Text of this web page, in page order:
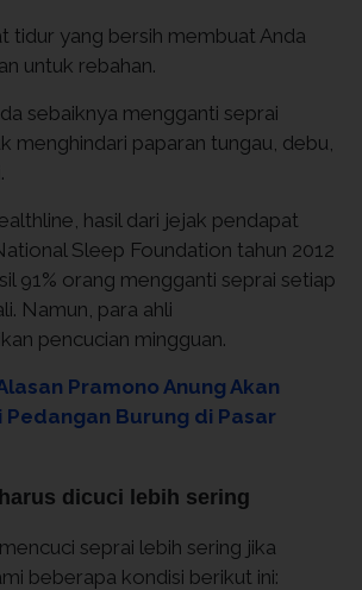
tidur yang bersih membuat Anda
untuk rebahan.
sebaiknya mengganti seprai
menghindari paparan tungau, debu,
hasil dari jejak pendapat
Sleep Foundation tahun 2012
91% orang mengganti seprai setiap
Namun, para ahli
pencucian mingguan.
Pramono Anung Akan
Pedangan Burung di Pasar
dicuci lebih sering
seprai lebih sering jika
beberapa kondisi berikut ini: